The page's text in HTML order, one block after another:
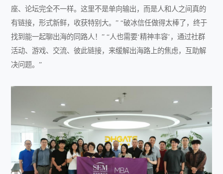
座、论坛完全不一样。这里不是单向输出，而是人和人之间真的
有链接，形式新鲜，收获特别大。” “破冰信任做得太棒了，终于
找到能一起聊出海的同路人！” “人也需要‘精神丰容’，通过社群
活动、游戏、交流、彼此链接，来缓解出海路上的焦虑，互助解
决问题。”